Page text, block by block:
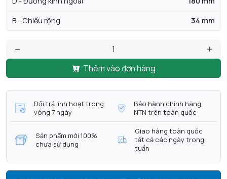
B - Chiều rộng 34 mm
Thêm vào đơn hàng
Đổi trả linh hoạt trong
vòng 7 ngày
Bảo hành chính hãng
NTN trên toàn quốc
Sản phẩm mới 100%
chưa sử dụng
Giao hàng toàn quốc
tất cả các ngày trong
tuần